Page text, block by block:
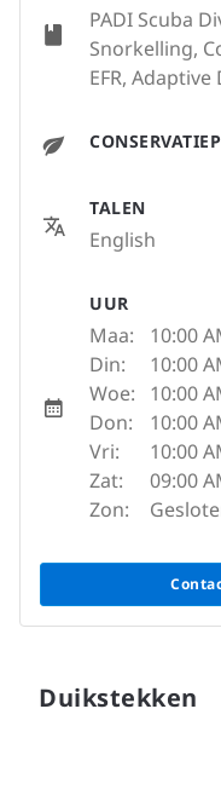
PADI Scuba
Snorkelling,
EFR, Adaptive
TALEN
English
UUR
Maa: 10:00
Din:
10:00
Woe:
10:00
Don:
10:00
Vri:
10:00
Zat:
09:00
Zon:
Duikstekken